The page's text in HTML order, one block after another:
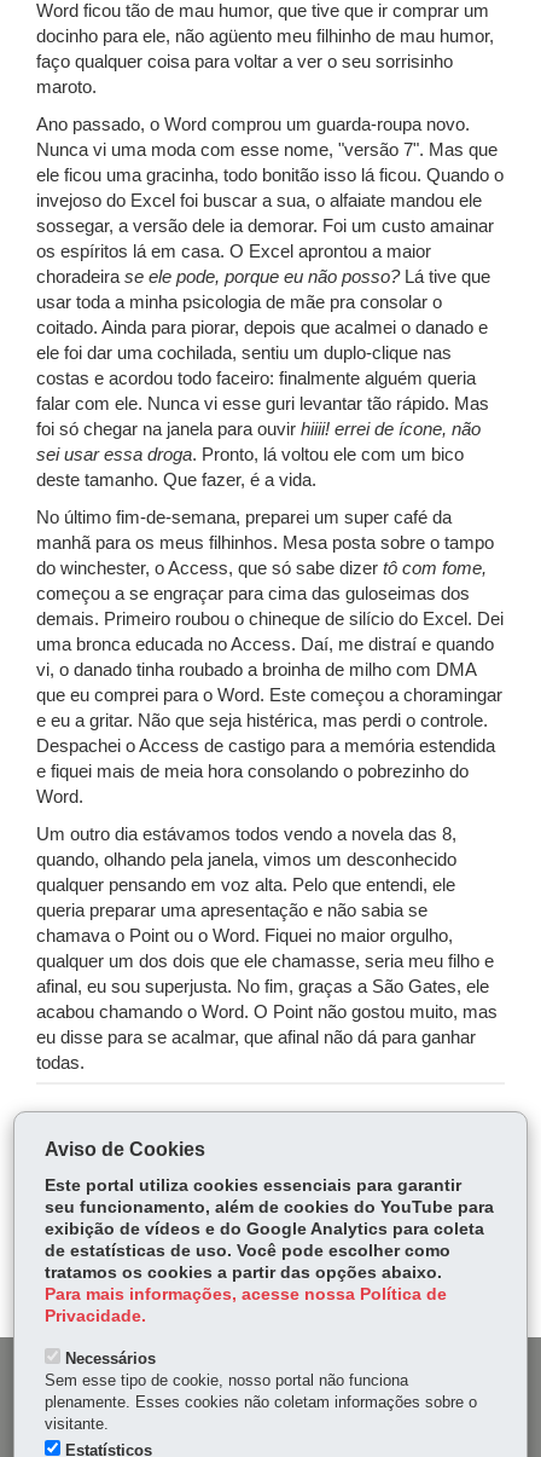
Word ficou tão de mau humor, que tive que ir comprar um
docinho para ele, não agüento meu filhinho de mau humor,
faço qualquer coisa para voltar a ver o seu sorrisinho
maroto.
Ano passado, o Word comprou um guarda-roupa novo.
Nunca vi uma moda com esse nome, "versão 7". Mas que
ele ficou uma gracinha, todo bonitão isso lá ficou. Quando o
invejoso do Excel foi buscar a sua, o alfaiate mandou ele
sossegar, a versão dele ia demorar. Foi um custo amainar
os espíritos lá em casa. O Excel aprontou a maior
choradeira se ele pode, porque eu não posso?Lá tive que
usar toda a minha psicologia de mãe pra consolar o
coitado. Ainda para piorar, depois que acalmei o danado e
ele foi dar uma cochilada, sentiu um duplo-clique nas
costas e acordou todo faceiro: finalmente alguém queria
falar com ele. Nunca vi esse guri levantar tão rápido. Mas
foi só chegar na janela para ouvir hiiii! errei de ícone, não
sei usar essa droga. Pronto, lá voltou ele com um bico
deste tamanho. Que fazer, é a vida.
No último fim-de-semana, preparei um super café da
manhã para os meus filhinhos. Mesa posta sobre o tampo
do winchester, o Access, que só sabe dizer tô com fome,
começou a se engraçar para cima das guloseimas dos
demais. Primeiro roubou o chineque de silício do Excel. Dei
uma bronca educada no Access. Daí, me distraí e quando
vi, o danado tinha roubado a broinha de milho com DMA
que eu comprei para o Word. Este começou a choramingar
e eu a gritar. Não que seja histérica, mas perdi o controle.
Despachei o Access de castigo para a memória estendida
e fiquei mais de meia hora consolando o pobrezinho do
Word.
Um outro dia estávamos todos vendo a novela das 8,
quando, olhando pela janela, vimos um desconhecido
qualquer pensando em voz alta. Pelo que entendi, ele
queria preparar uma apresentação e não sabia se
chamava o Point ou o Word. Fiquei no maior orgulho,
qualquer um dos dois que ele chamasse, seria meu filho e
afinal, eu sou superjusta. No fim, graças a São Gates, ele
acabou chamando o Word. O Point não gostou muito, mas
eu disse para se acalmar, que afinal não dá para ganhar
todas.
ce
bo
ok
Tw
itt
er
ha
ts
Ap
p
Voltar Início Imprimir Baixar
DENUNCIE CORRUPÇÃO
OUVIDORIA
Aviso de Cookies
Este portal utiliza cookies essenciais para garantir
seu funcionamento, além de cookies do YouTube para
exibição de vídeos e do Google Analytics para coleta
de estatísticas de uso. Você pode escolher como
tratamos os cookies a partir das opções abaixo.
Para mais informações, acesse nossa Política de
Privacidade.
Necessários
Sem esse tipo de cookie, nosso portal não funciona
plenamente. Esses cookies não coletam informações sobre o
visitante.
Estatísticos